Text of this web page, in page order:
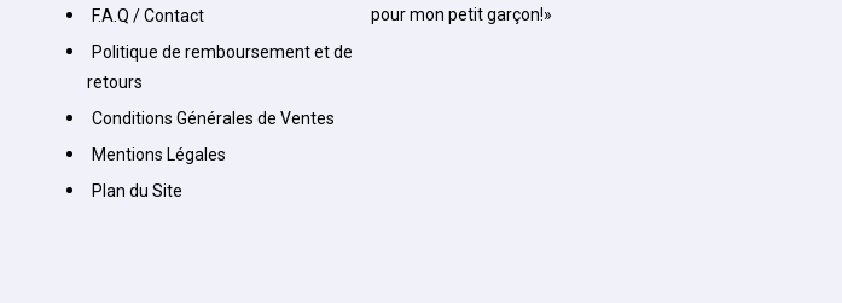
F.A.Q / Contact
Politique de remboursement et de
retours
Conditions Générales de Ventes
Mentions Légales
Plan du Site
pour mon petit garçon!»